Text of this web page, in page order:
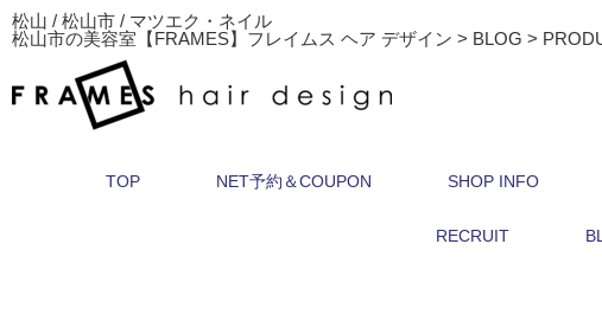
松山 / 松山市 / マツエク・ネイル
松山市の美容室【FRAMES】フレイムス ヘア デザイン > BLOG >
TOP NET予約＆COUPON SHOP INFO
RECRUIT